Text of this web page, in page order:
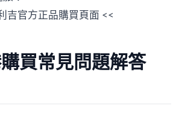
吉官方正品購買頁面 <<
買常見問題解答